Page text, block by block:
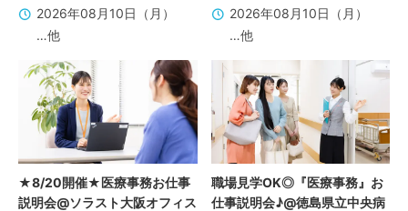
2026年08月10日（月）
…他
2026年08月10日（月）
…他
★8/20開催★医療事務お仕事
説明会@ソラスト大阪オフィス
職場見学OK◎『医療事務』お
仕事説明会♪@徳島県立中央病